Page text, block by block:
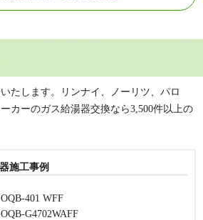
たします。リンナイ、ノーリツ、パロ
カーのガス給湯器交換なら3,500件以上の
施工事例
401 WFF
G4702WAFF